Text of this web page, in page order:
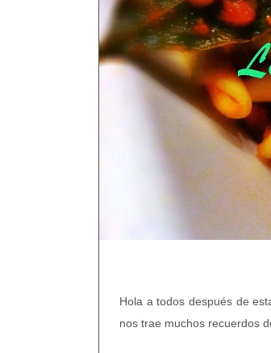
Hola a todos después de
nos trae muchos recuerdos